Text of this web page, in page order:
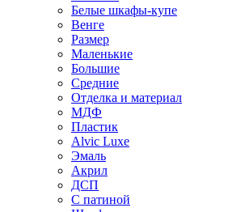
Белые шкафы-купе
Венге
Размер
Маленькие
Большие
Средние
Отделка и материал
МДФ
Пластик
Alvic Luxe
Эмаль
Акрил
ДСП
С патиной